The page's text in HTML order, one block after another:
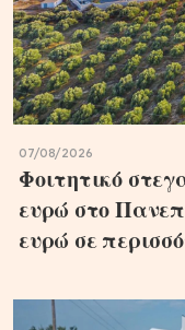
07/08/2026
Φοιτητικό
ευρώ στο
ευρώ σε